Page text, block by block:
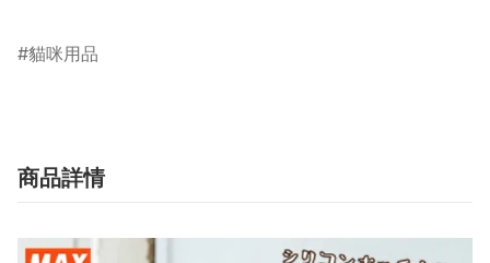
貓咪用品
商品詳情